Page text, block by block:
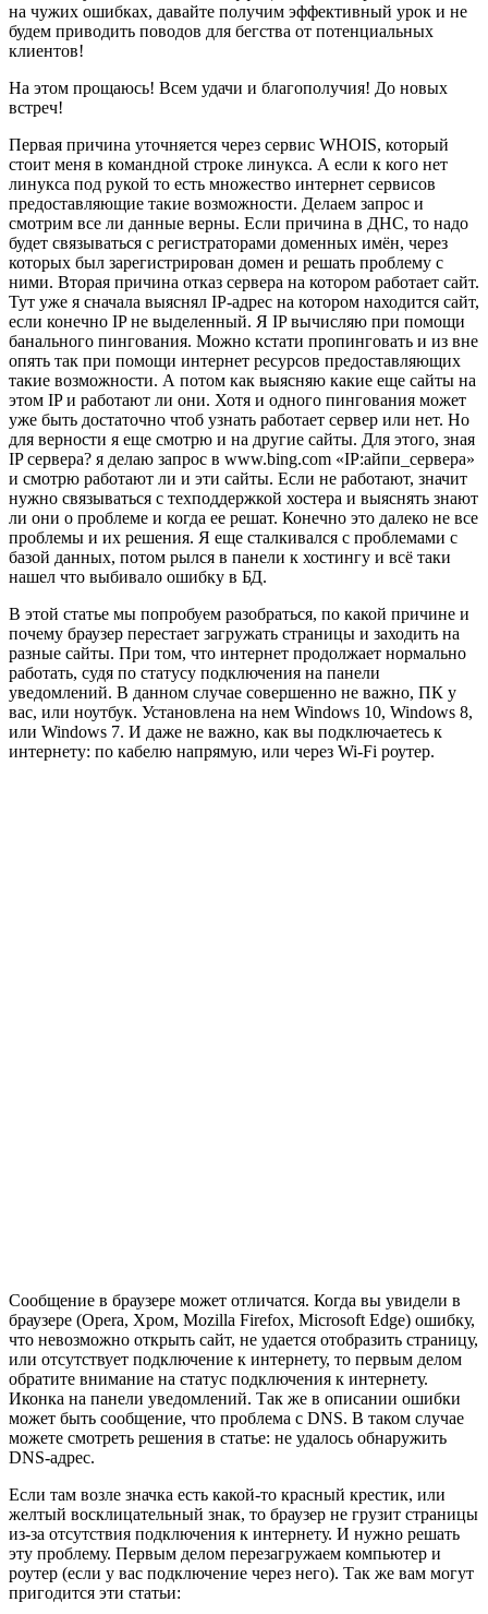
на чужих ошибках, давайте получим эффективный урок и не
будем приводить поводов для бегства от потенциальных
клиентов!
На этом прощаюсь! Всем удачи и благополучия! До новых
встреч!
Первая причина уточняется через сервис WHOIS, который
стоит меня в командной строке линукса. А если к кого нет
линукса под рукой то есть множество интернет сервисов
предоставляющие такие возможности. Делаем запрос и
смотрим все ли данные верны. Если причина в ДНС, то надо
будет связываться с регистраторами доменных имён, через
которых был зарегистрирован домен и решать проблему с
ними. Вторая причина отказ сервера на котором работает сайт.
Тут уже я сначала выяснял IP-адрес на котором находится сайт,
если конечно IP не выделенный. Я IP вычисляю при помощи
банального пингования. Можно кстати пропинговать и из вне
опять так при помощи интернет ресурсов предоставляющих
такие возможности. А потом как выясняю какие еще сайты на
этом IP и работают ли они. Хотя и одного пингования может
уже быть достаточно чтоб узнать работает сервер или нет. Но
для верности я еще смотрю и на другие сайты. Для этого, зная
IP сервера? я делаю запрос в www.bing.com «IP:айпи_сервера»
и смотрю работают ли и эти сайты. Если не работают, значит
нужно связываться с техподдержкой хостера и выяснять знают
ли они о проблеме и когда ее решат. Конечно это далеко не все
проблемы и их решения. Я еще сталкивался с проблемами с
базой данных, потом рылся в панели к хостингу и всё таки
нашел что выбивало ошибку в БД.
В этой статье мы попробуем разобраться, по какой причине и
почему браузер перестает загружать страницы и заходить на
разные сайты. При том, что интернет продолжает нормально
работать, судя по статусу подключения на панели
уведомлений. В данном случае совершенно не важно, ПК у
вас, или ноутбук. Установлена на нем Windows 10, Windows 8,
или Windows 7. И даже не важно, как вы подключаетесь к
интернету: по кабелю напрямую, или через Wi-Fi роутер.
Сообщение в браузере может отличатся. Когда вы увидели в
браузере (Opera, Хром, Mozilla Firefox, Microsoft Edge) ошибку,
что невозможно открыть сайт, не удается отобразить страницу,
или отсутствует подключение к интернету, то первым делом
обратите внимание на статус подключения к интернету.
Иконка на панели уведомлений. Так же в описании ошибки
может быть сообщение, что проблема с DNS. В таком случае
можете смотреть решения в статье: не удалось обнаружить
DNS-адрес.
Если там возле значка есть какой-то красный крестик, или
желтый восклицательный знак, то браузер не грузит страницы
из-за отсутствия подключения к интернету. И нужно решать
эту проблему. Первым делом перезагружаем компьютер и
роутер (если у вас подключение через него). Так же вам могут
пригодится эти статьи: